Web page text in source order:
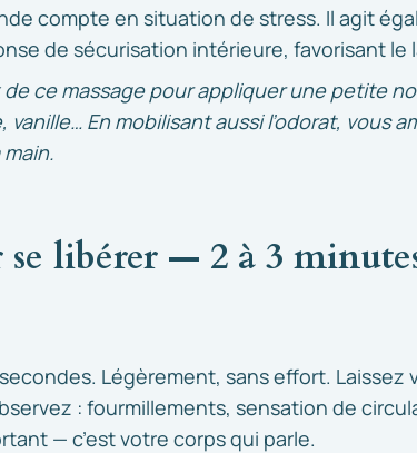
compte en situation de stress. Il agit
de sécurisation intérieure, favorisant
ce massage pour appliquer une petite
En mobilisant aussi l’odorat, vous
libérer — 2 à 3
Légèrement, sans effort. Laissez
: fourmillements, sensation de
— c’est votre corps qui parle.